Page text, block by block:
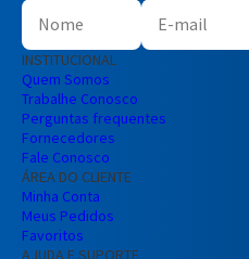
INSTITUCIONAL
Quem Somos
Trabalhe Conosco
Perguntas frequentes
Fornecedores
Fale Conosco
ÁREA DO CLIENTE
Minha Conta
Meus Pedidos
Favoritos
AJUDA E SUPORTE